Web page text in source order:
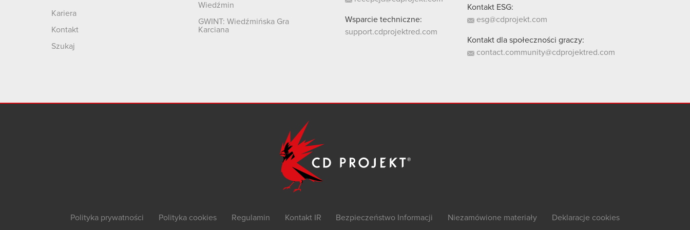
Kariera
Kontakt
Szukaj
Wiedźmin
GWINT: Wiedźmińska Gra
Karciana
Wsparcie techniczne:
support.cdprojektred.com
Kontakt ESG:
esg@cdprojekt.com
Kontakt dla społeczności graczy:
contact.community@cdprojektred.com
Polityka prywatności Polityka cookies Regulamin Kontakt IR Bezpieczeństwo Informacji Niezamówione materiały Deklaracje cookies